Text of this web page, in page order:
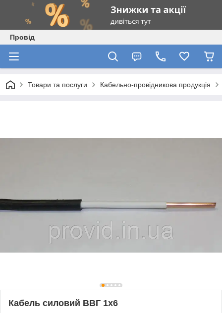
Провід
Товари та послуги Кабельно-провідникова продукція
Кабель силовий ВВГ 1х6